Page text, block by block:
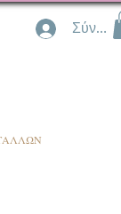
Σύνδεση